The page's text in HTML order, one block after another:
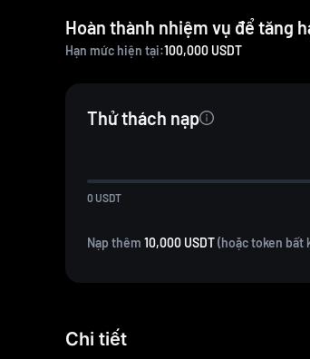
Hoàn thành nhiệm vụ để tăng
Hạn mức hiện tại:100,000 USDT
Thử thách nạp
0 USDT
Nạp thêm 10,000 USDT(hoặc token bất
Chi tiết